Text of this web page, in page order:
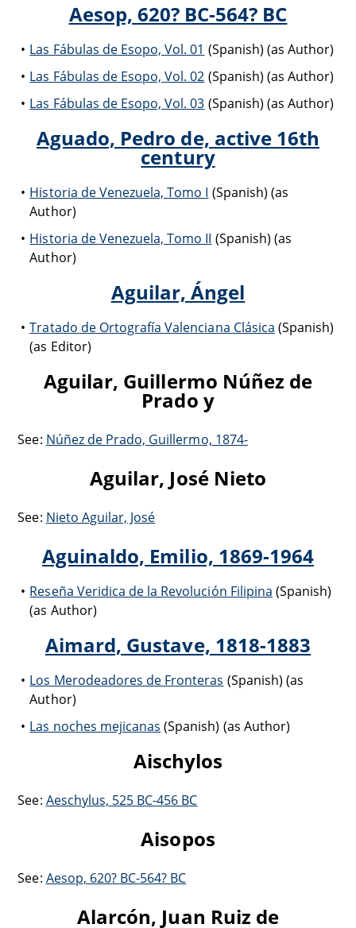
Aesop, 620? BC-564? BC
Las Fábulas de Esopo, Vol. 01 (Spanish) (as Author)
Las Fábulas de Esopo, Vol. 02 (Spanish) (as Author)
Las Fábulas de Esopo, Vol. 03 (Spanish) (as Author)
Aguado, Pedro de, active 16th
century
Historia de Venezuela, Tomo I (Spanish) (as
Author)
Historia de Venezuela, Tomo II (Spanish) (as
Author)
Aguilar, Ángel
Tratado de Ortografía Valenciana Clásica (Spanish)
(as Editor)
Aguilar, Guillermo Núñez de
Prado y
See: Núñez de Prado, Guillermo, 1874-
Aguilar, José Nieto
See: Nieto Aguilar, José
Aguinaldo, Emilio, 1869-1964
Reseña Veridica de la Revolución Filipina (Spanish)
(as Author)
Aimard, Gustave, 1818-1883
Los Merodeadores de Fronteras (Spanish) (as
Author)
Las noches mejicanas (Spanish) (as Author)
Aischylos
See: Aeschylus, 525 BC-456 BC
Aisopos
See: Aesop, 620? BC-564? BC
Alarcón, Juan Ruiz de